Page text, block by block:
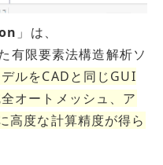
」は、
有限要素法構造解析ソ
ルをCADと同じGUI
オートメッシュ、ア
高度な計算精度が得ら